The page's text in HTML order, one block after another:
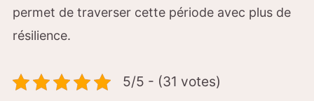
permet de traverser cette période avec plus de
résilience.
5/5 - (31 votes)